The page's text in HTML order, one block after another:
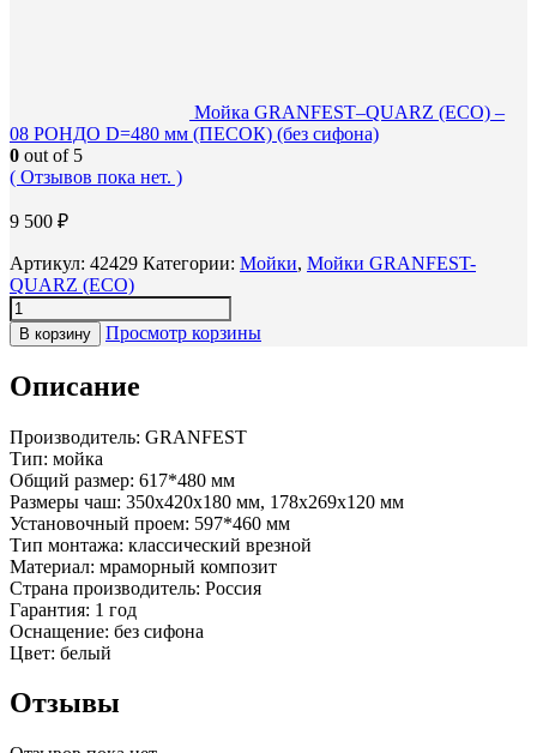
Мойка GRANFEST–QUARZ (ECO) –
08 РОНДО D=480 мм (ПЕСОК) (без сифона)
0 out of 5
( Отзывов пока нет. )
9 500 ₽
Артикул: 42429 Категории: Мойки, Мойки GRANFEST-
QUARZ (ECO)
В корзину Просмотр корзины
Описание
Производитель: GRANFEST
Тип: мойка
Общий размер: 617*480 мм
Размеры чаш: 350x420x180 мм, 178x269x120 мм
Установочный проем: 597*460 мм
Тип монтажа: классический врезной
Материал: мраморный композит
Страна производитель: Россия
Гарантия: 1 год
Оснащение: без сифона
Цвет: белый
Отзывы